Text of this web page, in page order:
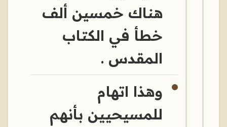
هناك خمسين ألف
خطأ في الكتاب
المقدس .
وهذا اتهام
للمسيحيين بأنهم